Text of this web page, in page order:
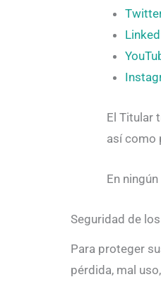
El Titular
así como
En
Seguridad de
Para proteger
pérdida, mal